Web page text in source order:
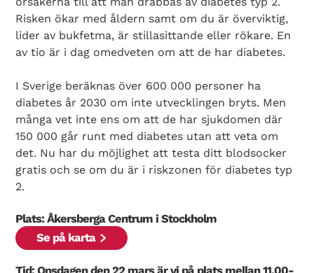
Risken ökar med åldern samt om du är överviktig,
lider av bukfetma, är stillasittande eller rökare. En
av tio är i dag omedveten om att de har diabetes.
I Sverige beräknas över 600 000 personer ha
diabetes år 2030 om inte utvecklingen bryts. Men
många vet inte ens om att de har sjukdomen där
150 000 går runt med diabetes utan att veta om
det. Nu har du möjlighet att testa ditt blodsocker
gratis och se om du är i riskzonen för diabetes typ
2.
Plats: Åkersberga Centrum i Stockholm
Se på karta